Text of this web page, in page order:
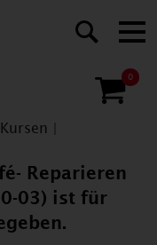
0
Reparieren
03) ist für